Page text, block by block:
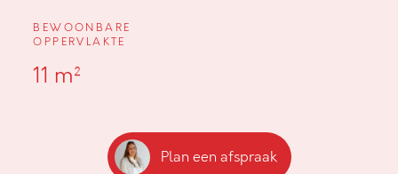
BEWOONBARE
OPPERVLAKTE
11 m²
Plan een afspraak